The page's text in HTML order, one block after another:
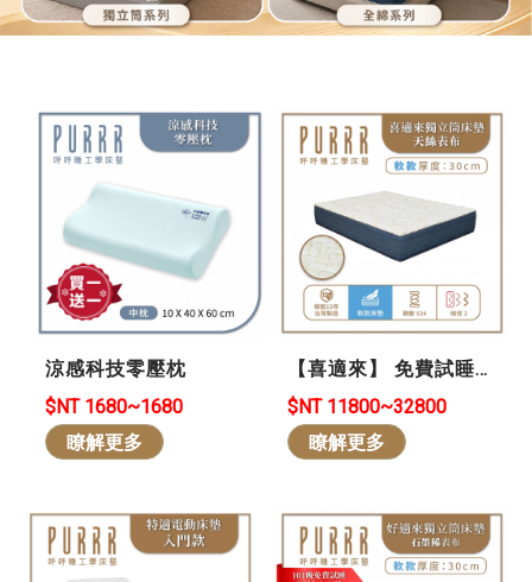
涼感科技零壓枕
$NT 1680~1680
瞭解更多
【喜適來】 免費試睡
101晚 *買貴退差價 *可
退/換貨-天絲涼爽怕熱
族首選
$NT 11800~32800
瞭解更多